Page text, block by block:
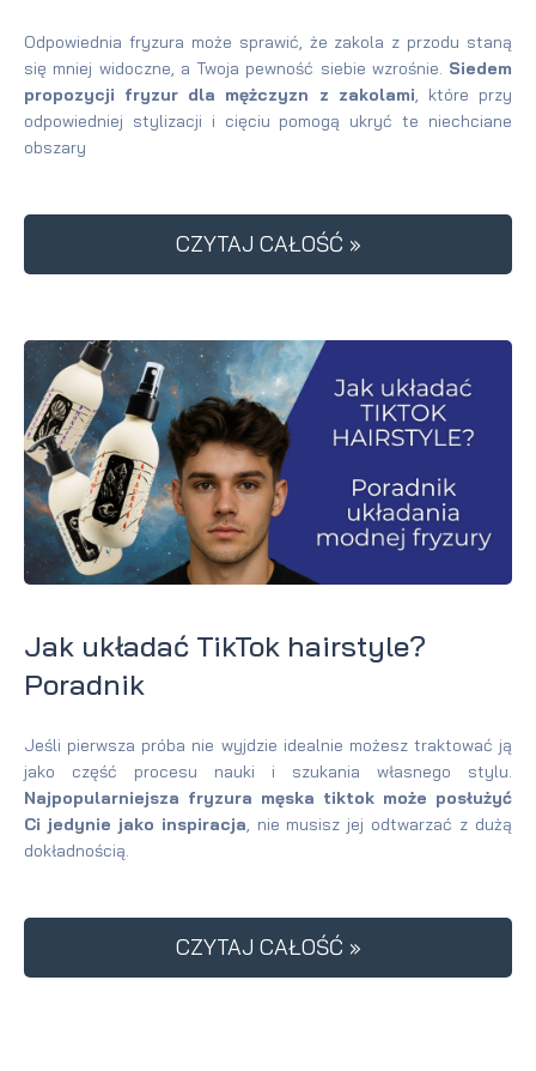
Odpowiednia fryzura może sprawić, że zakola z przodu staną
się mniej widoczne, a Twoja pewność siebie wzrośnie. Siedem
propozycji fryzur dla mężczyzn z zakolami , które przy
odpowiedniej stylizacji i cięciu pomogą ukryć te niechciane
obszary
CZYTAJ CAŁOŚĆ »
Jak układać TikTok hairstyle?
Poradnik
Jeśli pierwsza próba nie wyjdzie idealnie możesz traktować ją
jako część procesu nauki i szukania własnego stylu.
Najpopularniejsza fryzura męska tiktok może posłużyć
Ci jedynie jako inspiracja, nie musisz jej odtwarzać z dużą
dokładnością.
CZYTAJ CAŁOŚĆ »